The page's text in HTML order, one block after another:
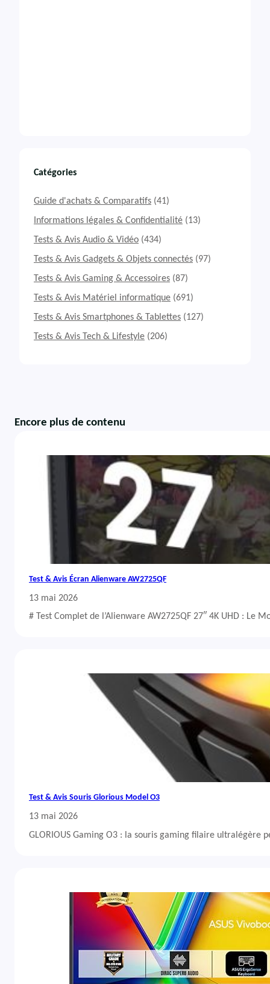
Catégories
Guide d'achats & Comparatifs (41)
Informations légales & Confidentialité (13)
Tests & Avis Audio & Vidéo (434)
Tests & Avis Gadgets & Objets connectés (97)
Tests & Avis Gaming & Accessoires (87)
Tests & Avis Matériel informatique (691)
Tests & Avis Smartphones & Tablettes (127)
Tests & Avis Tech & Lifestyle (206)
Encore plus de contenu
Test & Avis Écran Alienware AW2725QF
13 mai 2026
# Test Complet de l’Alienware AW2725QF 27″ 4K UHD : Le
Test & Avis Souris Glorious Model O3
13 mai 2026
GLORIOUS Gaming O3 : la souris gaming filaire ultralégère